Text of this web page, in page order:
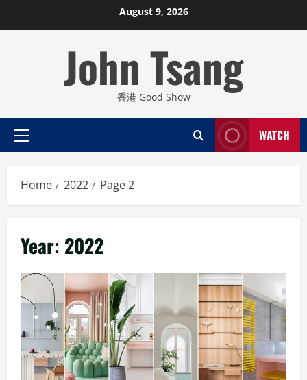
to
August 9, 2026
John Tsang
香港 Good Show
Primary
WATCH
Home 2022 Page 2
Year: 2022